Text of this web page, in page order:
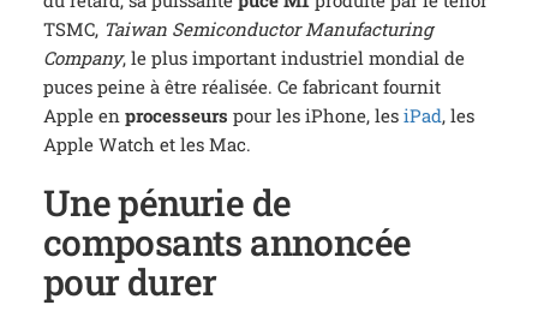
TSMC, Taiwan Semiconductor Manufacturing
Company, le plus important industriel mondial de
puces peine à être réalisée. Ce fabricant fournit
Apple en processeurs pour les iPhone, les iPad, les
Apple Watch et les Mac.
Une pénurie de
composants annoncée
pour durer